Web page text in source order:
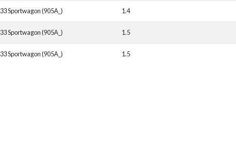
33 Sportwagon (905A_) 1.4
33 Sportwagon (905A_) 1.5
33 Sportwagon (905A_) 1.5